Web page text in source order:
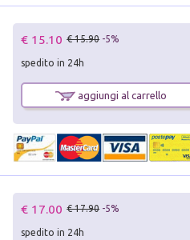
€ 15.10 € 15.90 -5%
spedito in 24h
aggiungi al carrello
€ 17.00 € 17.90 -5%
spedito in 24h